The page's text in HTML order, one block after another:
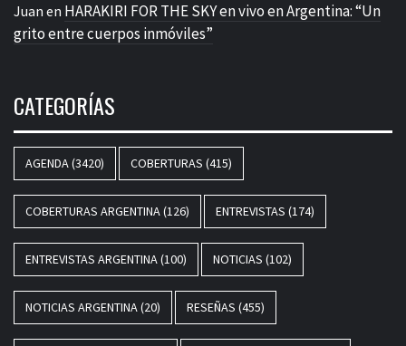
Juan en HARAKIRI FOR THE SKY en vivo en Argentina: “Un
grito entre cuerpos inmóviles”
CATEGORÍAS
AGENDA(3420) COBERTURAS (415)
COBERTURAS ARGENTINA(126) ENTREVISTAS (174)
ENTREVISTAS ARGENTINA(100) NOTICIAS (102)
NOTICIAS ARGENTINA(20) RESEÑAS (455)